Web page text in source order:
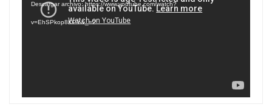
vídeo
Descargar archivo: https://www.youtube.com/watch?
v=EhSPkop8KPY&_=2